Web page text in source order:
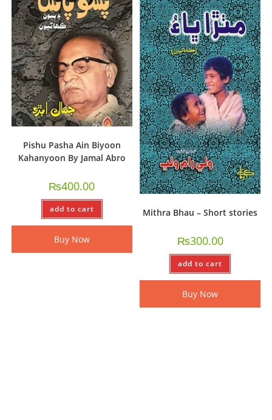
Pishu Pasha Ain Biyoon
Kahanyoon By Jamal Abro
₨400.00
add to cart
Buy Now
Mithra Bhau – Short stories
₨300.00
add to cart
Buy Now